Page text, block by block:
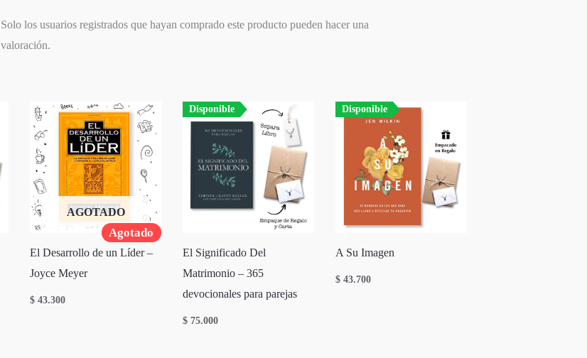
Solo los usuarios registrados que hayan comprado este producto pueden hacer una
valoración.
Agotado
AGOTADO
El Desarrollo de un Líder –
Joyce Meyer
$ 43.300
Disponible
El Significado Del
Matrimonio – 365
devocionales para parejas
$ 75.000
Disponible
A Su Imagen
$ 43.700